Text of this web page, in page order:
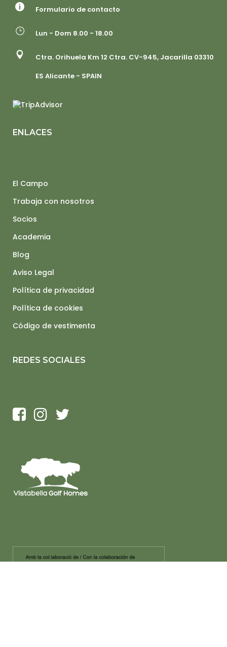
Formulario de contacto
Lun - Dom 8.00 - 18.00
Ctra. Orihuela Km 12 Ctra. CV-945, Jacarilla 03310
ES Alicante - SPAIN
ENLACES
El Campo
Trabaja con nosotros
Socios
Academia
Blog
Aviso Legal
Política de privacidad
Política de cookies
Código de vestimenta
REDES SOCIALES